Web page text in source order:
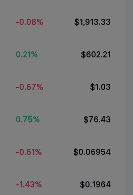
-0.08% $1,913.33
0.21% $602.21
-0.67% $1.03
0.75% $76.43
-0.61% $0.06954
-1.43% $0.1964